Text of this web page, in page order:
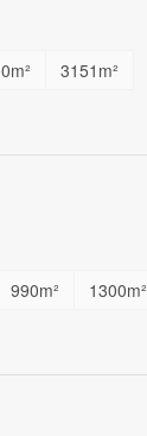
3151m²
990m²
1300m²